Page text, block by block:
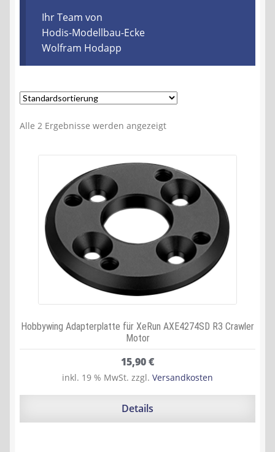
KontaktIhr Team von
Hodis-Modellbau-Ecke
Wolfram Hodapp
Alle 2 Ergebnisse werden angezeigt
Hobbywing Adapterplatte für XeRun AXE4274SD R3 Crawler
Motor
15,90€
inkl. 19 % MwSt. zzgl. Versandkosten
Details